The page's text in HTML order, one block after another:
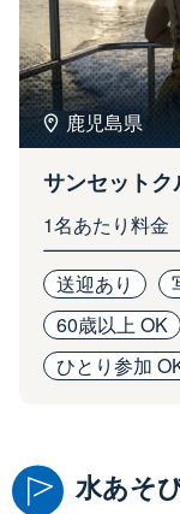
サンセットク
1名あたり料金
送迎あり
60歳以上 OK
ひとり参加
鹿児島県
水あそ